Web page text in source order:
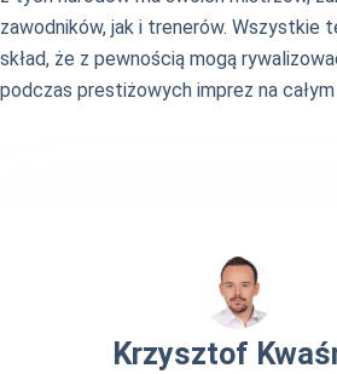
zawodników, jak i trenerów. Wszystkie
skład, że z pewnością mogą
podczas prestiżowych imprez na
Krzysztof